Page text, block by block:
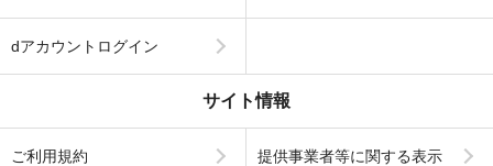
dアカウントログイン
サイト情報
ご利用規約 提供事業者等に関する表示